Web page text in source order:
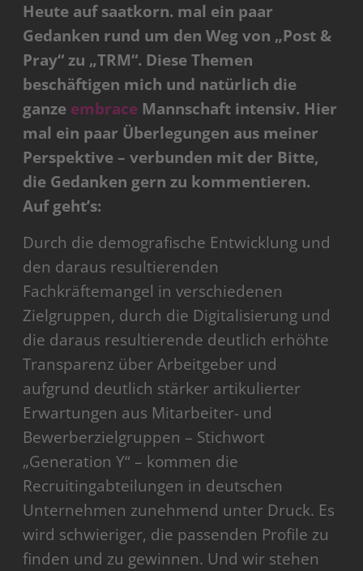
Heute auf saatkorn. mal ein paar
Gedanken rund um den Weg von „Post &
Pray“ zu „TRM“. Diese Themen
beschäftigen mich und natürlich die
ganze embrace Mannschaft intensiv. Hier
mal ein paar Überlegungen aus meiner
Perspektive – verbunden mit der Bitte,
die Gedanken gern zu kommentieren.
Auf geht’s:
Durch die demografische Entwicklung und
den daraus resultierenden
Fachkräftemangel in verschiedenen
Zielgruppen, durch die Digitalisierung und
die daraus resultierende deutlich erhöhte
Transparenz über Arbeitgeber und
aufgrund deutlich stärker artikulierter
Erwartungen aus Mitarbeiter- und
Bewerberzielgruppen – Stichwort
„Generation Y“ – kommen die
Recruitingabteilungen in deutschen
Unternehmen zunehmend unter Druck. Es
wird schwieriger, die passenden Profile zu
finden und zu gewinnen. Und wir stehen